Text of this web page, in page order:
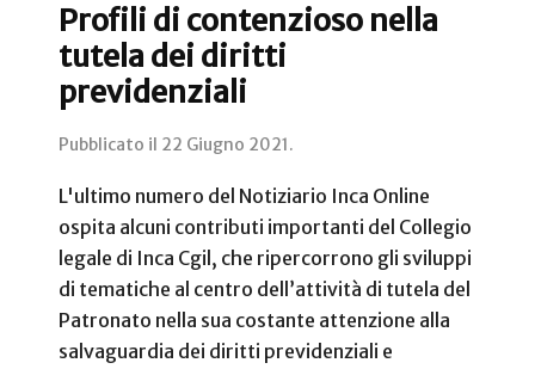
Profili di contenzioso nella
tutela dei diritti
previdenziali
Pubblicato il 22 Giugno 2021.
L'ultimo numero del Notiziario Inca Online
ospita alcuni contributi importanti del Collegio
legale di Inca Cgil, che ripercorrono gli sviluppi
di tematiche al centro dell’attività di tutela del
Patronato nella sua costante attenzione alla
salvaguardia dei diritti previdenziali e